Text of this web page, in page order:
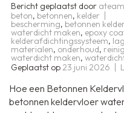
Bericht geplaatst door
beton, betonnen, kelder
bescherming, betonnen
waterdicht maken, epoxy
kelderafdichtingssysteem,
materialen, onderhoud,
waterdicht maken,
Geplaatst op 23 juni 2026
Hoe een Betonnen
betonnen keldervloer